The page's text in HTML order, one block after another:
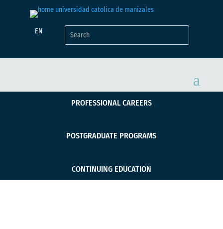
EN
PROFESSIONAL CAREERS
POSTGRADUATE PROGRAMS
CONTINUING EDUCATION